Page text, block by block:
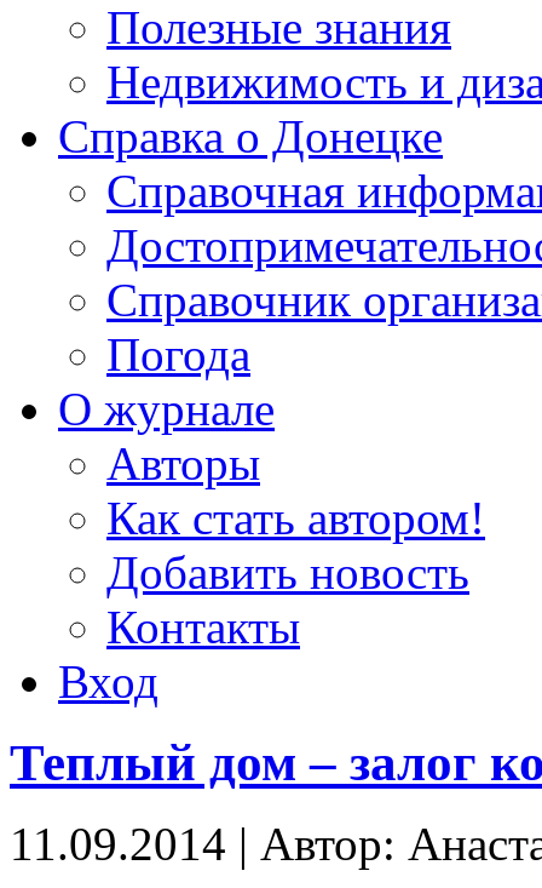
Полезные знания
Недвижимость и
Справка о Донецке
Справочная
Справочник
Погода
О журнале
Авторы
Как стать автором!
Добавить новость
Контакты
Вход
Теплый дом – залог
11.09.2014 | Автор: